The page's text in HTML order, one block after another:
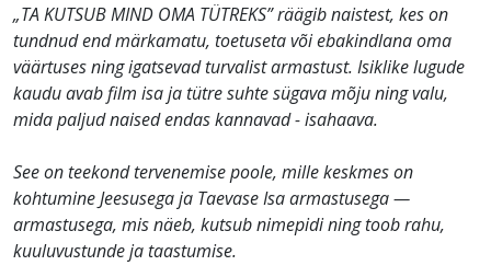
„TA KUTSUB MIND OMA TÜTREKS” räägib naistest, kes on
tundnud end märkamatu, toetuseta või ebakindlana oma
väärtuses ning igatsevad turvalist armastust. Isiklike lugude
kaudu avab film isa ja tütre suhte sügava mõju ning valu,
mida paljud naised endas kannavad - isahaava.
See on teekond tervenemise poole, mille keskmes on
kohtumine Jeesusega ja Taevase Isa armastusega —
armastusega, mis näeb, kutsub nimepidi ning toob rahu,
kuuluvustunde ja taastumise.